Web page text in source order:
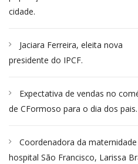
cidade.
Jaciara Ferreira, eleita nova
presidente do IPCF.
Expectativa de vendas no
de CFormoso para o dia dos pais.
Coordenadora da
hospital São Francisco, Larissa